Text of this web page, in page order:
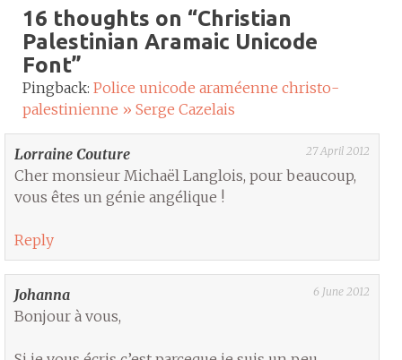
16 thoughts on “Christian
Palestinian Aramaic Unicode
Font”
Pingback: Police unicode araméenne christo-
palestinienne » Serge Cazelais
Lorraine Couture 27 April 2012
Cher monsieur Michaël Langlois, pour beaucoup,
vous êtes un génie angélique !
Reply
Johanna 6 June 2012
Bonjour à vous,